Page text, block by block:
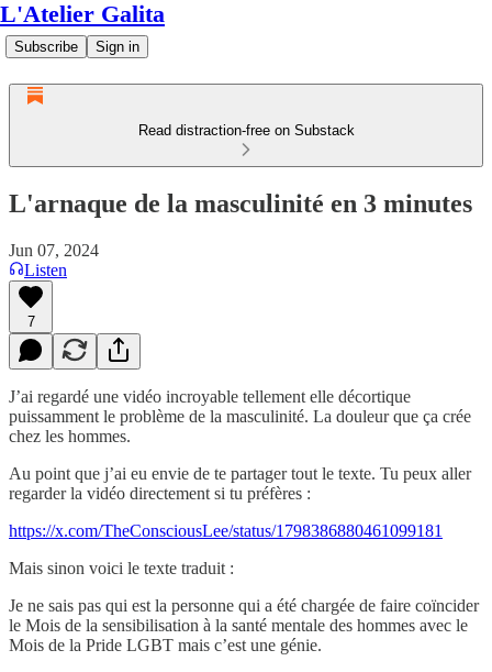
L'Atelier Galita
Subscribe Sign in
Read distraction-free on Substack
L'arnaque de la masculinité en 3 minutes
Jun 07, 2024
Listen
7
J’ai regardé une vidéo incroyable tellement elle décortique
puissamment le problème de la masculinité. La douleur que ça crée
chez les hommes.
Au point que j’ai eu envie de te partager tout le texte. Tu peux aller
regarder la vidéo directement si tu préfères :
https://x.com/TheConsciousLee/status/1798386880461099181
Mais sinon voici le texte traduit :
Je ne sais pas qui est la personne qui a été chargée de faire coïncider
le Mois de la sensibilisation à la santé mentale des hommes avec le
Mois de la Pride LGBT mais c’est une génie.